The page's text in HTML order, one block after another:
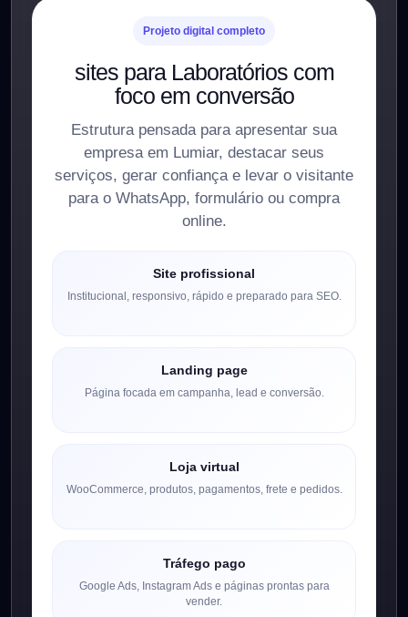
Projeto digital completo
sites para Laboratórios com
foco em conversão
Estrutura pensada para apresentar sua
empresa em Lumiar, destacar seus
serviços, gerar confiança e levar o visitante
para o WhatsApp, formulário ou compra
online.
Site profissional
Institucional, responsivo, rápido e preparado para SEO.
Landing page
Página focada em campanha, lead e conversão.
Loja virtual
WooCommerce, produtos, pagamentos, frete e pedidos.
Tráfego pago
Google Ads, Instagram Ads e páginas prontas para
vender.